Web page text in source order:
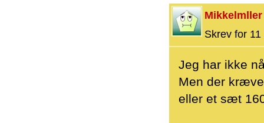
Mikkelmller
Skrev for
Jeg har ikke
Men der
eller et sæt